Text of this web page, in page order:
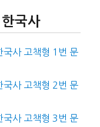
국사
사 고책형 1번 문
사 고책형 2번 문
사 고책형 3번 문